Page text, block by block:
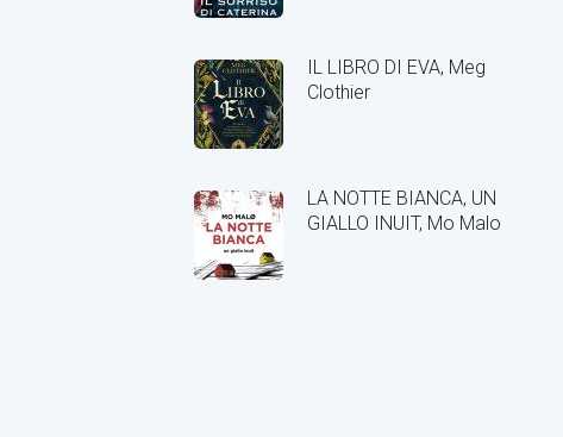
IL LIBRO DI EVA, Meg
Clothier
LA NOTTE BIANCA, UN
GIALLO INUIT, Mo Malo